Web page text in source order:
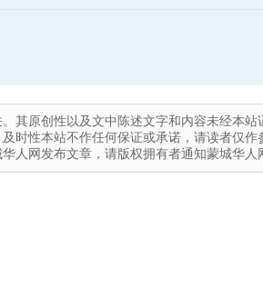
其原创性以及文中陈述文字和内容未经本站
时性本站不作任何保证或承诺，请读者仅作
人网发布文章，请版权拥有者通知蒙城华人